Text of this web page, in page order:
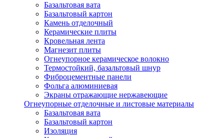
Базальтовая вата
Базальтовый картон
Камень отделочный
Керамические плиты
Кровельная лента
Магнезит плиты
Огнеупорное керамическое волокно
Термостойкий, базальтовый шнур
Фиброцементные панели
Фольга алюминиевая
Экраны отражающие нержавеющие
Огнеупорные отделочные и листовые материалы
Базальтовая вата
Базальтовый картон
Изоляция